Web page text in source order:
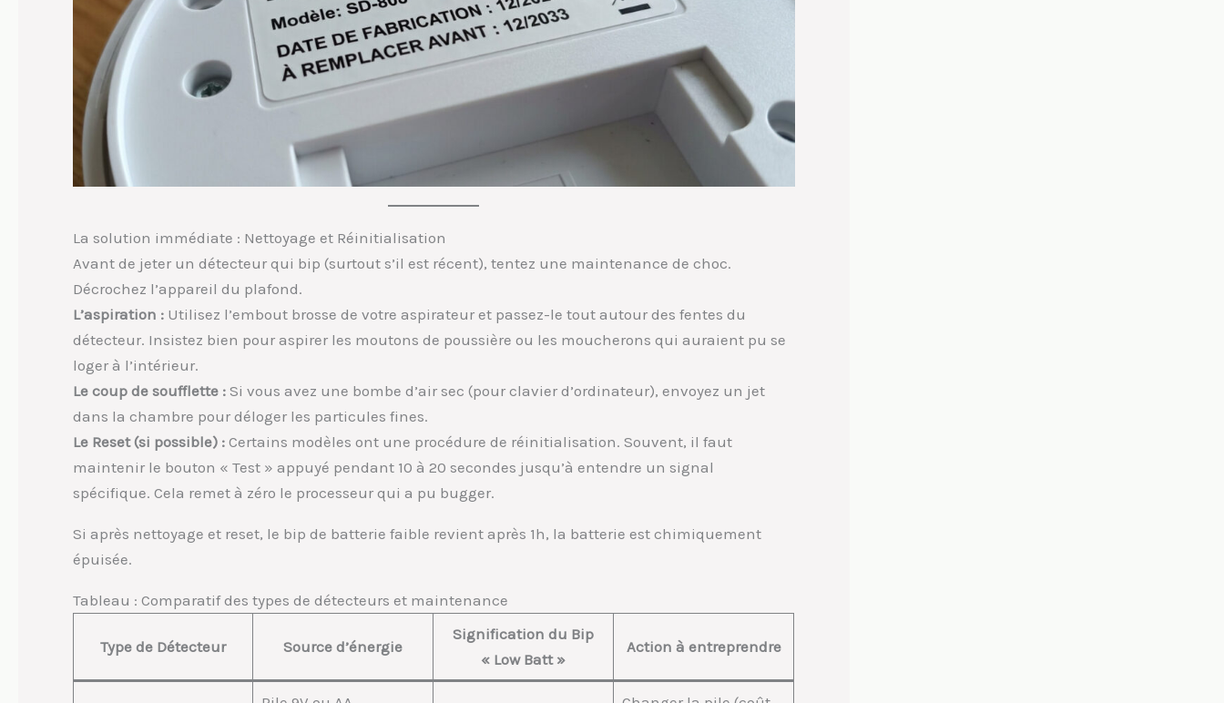
La solution immédiate : Nettoyage et Réinitialisation
Avant de jeter un détecteur qui bip (surtout s’il est récent), tentez une maintenance de choc.
Décrochez l’appareil du plafond.
L’aspiration : Utilisez l’embout brosse de votre aspirateur et passez-le tout autour des fentes du
détecteur. Insistez bien pour aspirer les moutons de poussière ou les moucherons qui auraient pu se
loger à l’intérieur.
Le coup de soufflette : Si vous avez une bombe d’air sec (pour clavier d’ordinateur), envoyez un jet
dans la chambre pour déloger les particules fines.
Le Reset (si possible) : Certains modèles ont une procédure de réinitialisation. Souvent, il faut
maintenir le bouton « Test » appuyé pendant 10 à 20 secondes jusqu’à entendre un signal
spécifique. Cela remet à zéro le processeur qui a pu bugger.
Si après nettoyage et reset, le bip de batterie faible revient après 1h, la batterie est chimiquement
épuisée.
Tableau : Comparatif des types de détecteurs et maintenance
Type de Détecteur Source d’énergie
Signification du Bip
« Low Batt »
Action à entreprendre